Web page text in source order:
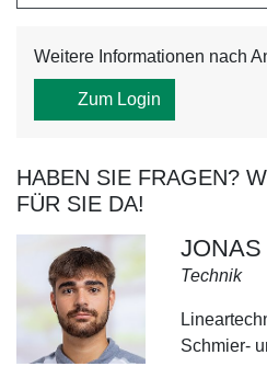
Weitere Informationen nach
Zum Login
HABEN SIE FRAGEN?
FÜR SIE DA!
Technik
Schmier-